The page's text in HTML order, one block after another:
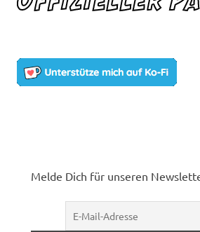
Melde Dich für unseren